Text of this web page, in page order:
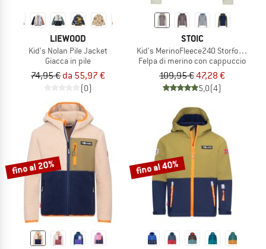
LIEWOOD
Kid's Nolan Pile Jacket
Giacca in pile
74,95 € da 55,97 €
(0)
STOIC
Kid's MerinoFleece240 StorforsSt.
Felpa di merino con cappuccio
109,95 €47,28 €
5,0(4)
fino al 20% fino al 40%